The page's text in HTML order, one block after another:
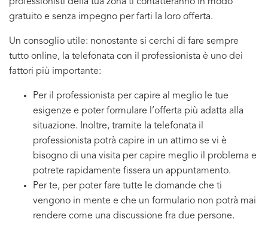
gratuito e senza impegno per farti la loro offerta.
Un consoglio utile: nonostante si cerchi di fare sempre
tutto online, la telefonata con il professionista è uno dei
fattori più importante:
Per il professionista per capire al meglio le tue
esigenze e poter formulare l’offerta più adatta alla
situazione. Inoltre, tramite la telefonata il
professionista potrà capire in un attimo se vi è
bisogno di una visita per capire meglio il problema e
potrete rapidamente fissera un appuntamento.
Per te, per poter fare tutte le domande che ti
vengono in mente e che un formulario non potrà mai
rendere come una discussione fra due persone.